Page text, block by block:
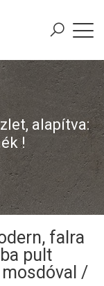
alapítva:
!
falra
pult
/